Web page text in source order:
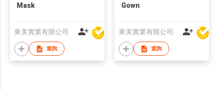
Mask
東美實業有限公司
查詢
Gown
東美實業有限公司
查詢